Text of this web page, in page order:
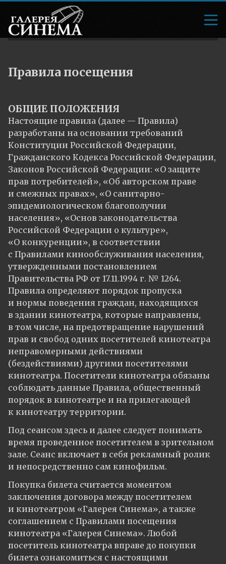
Правила посещения
ОБЩИЕ ПОЛОЖЕНИЯ
Настоящие правила (далее — Правила)
разработаны на основании требований
Конституции Российской Федерации,
Гражданского Кодекса Российской Федерации,
Законов Российской Федерации: «О защите
прав потребителей», «Об авторском праве
и смежных правах», «О санитарно-
эпидемиологическом благополучии
населения», «Основ законодательства
Российской Федерации о культуре»,
«О конкуренции», в соответствии
с Правилами кинообслуживания населения,
утвержденными постановлением
Правительства РФ от 17.11.1994 г. № 1264.
Правила определяют порядок пропуска
и нормы поведения граждан, находящихся
в здании кинотеатра, которые направлены,
в том числе, на предотвращение нарушений
прав и свобод одних посетителей кинотеатра
неправомерными действиями
(бездействиями) другими посетителями
кинотеатра. Посетители кинотеатра обязаны
соблюдать данные Правила, общественный
порядок в кинотеатре и на прилегающей
к кинотеатру территории.
Под сеансом здесь и далее следует понимать
время проведенное посетителем в зрительном
зале. Сеанс включает в себя рекламный ролик
и непосредственно сам кинофильм.
Покупка билета считается моментом
заключения договора между посетителем
и кинотеатром «Галерея Синема», а также
соглашением с Правилами посещения
кинотеатра «Галерея Синема». Любой
посетитель кинотеатра вправе до покупки
билета ознакомиться с настоящими